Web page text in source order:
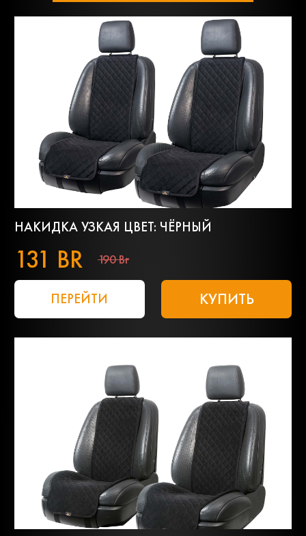
НАКИДКА УЗКАЯ ЦВЕТ: ЧЁРНЫЙ
131 BR 190 Br
ПЕРЕЙТИ КУПИТЬ